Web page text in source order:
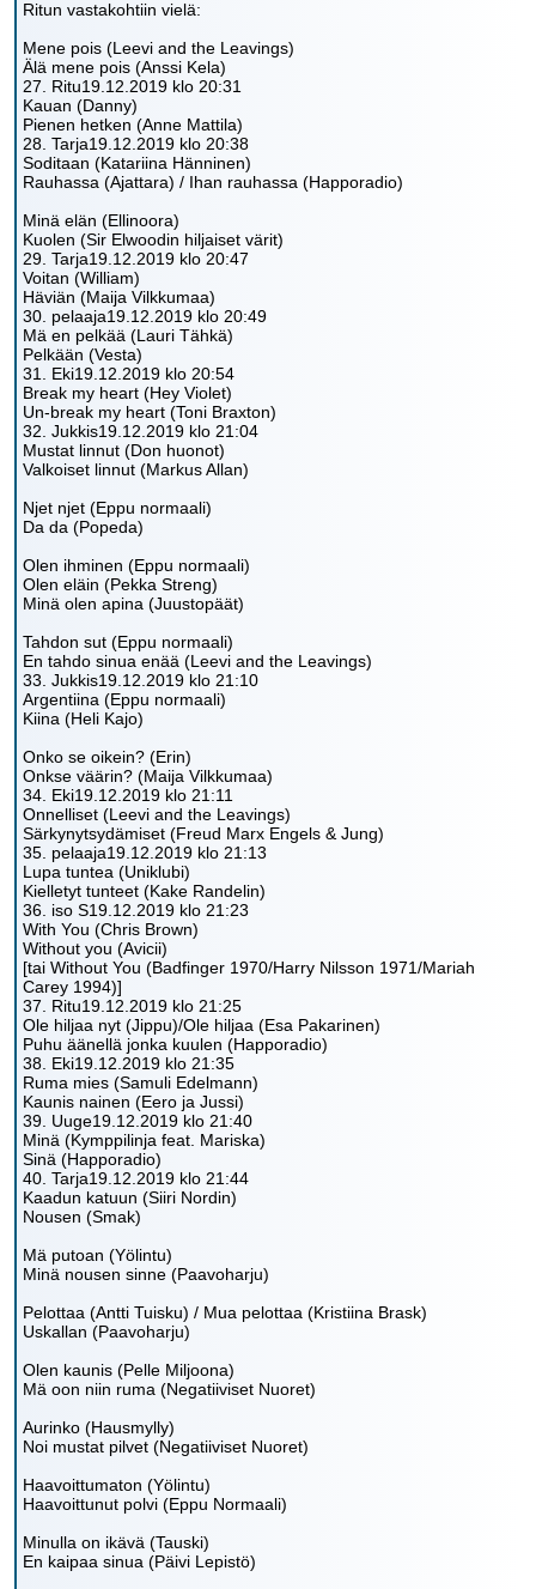
Ritun vastakohtiin vielä:
Mene pois (Leevi and the Leavings)
Älä mene pois (Anssi Kela)
27. Ritu19.12.2019 klo 20:31
Kauan (Danny)
Pienen hetken (Anne Mattila)
28. Tarja19.12.2019 klo 20:38
Soditaan (Katariina Hänninen)
Rauhassa (Ajattara) / Ihan rauhassa (Happoradio)
Minä elän (Ellinoora)
Kuolen (Sir Elwoodin hiljaiset värit)
29. Tarja19.12.2019 klo 20:47
Voitan (William)
Häviän (Maija Vilkkumaa)
30. pelaaja19.12.2019 klo 20:49
Mä en pelkää (Lauri Tähkä)
Pelkään (Vesta)
31. Eki19.12.2019 klo 20:54
Break my heart (Hey Violet)
Un-break my heart (Toni Braxton)
32. Jukkis19.12.2019 klo 21:04
Mustat linnut (Don huonot)
Valkoiset linnut (Markus Allan)
Njet njet (Eppu normaali)
Da da (Popeda)
Olen ihminen (Eppu normaali)
Olen eläin (Pekka Streng)
Minä olen apina (Juustopäät)
Tahdon sut (Eppu normaali)
En tahdo sinua enää (Leevi and the Leavings)
33. Jukkis19.12.2019 klo 21:10
Argentiina (Eppu normaali)
Kiina (Heli Kajo)
Onko se oikein? (Erin)
Onkse väärin? (Maija Vilkkumaa)
34. Eki19.12.2019 klo 21:11
Onnelliset (Leevi and the Leavings)
Särkynytsydämiset (Freud Marx Engels & Jung)
35. pelaaja19.12.2019 klo 21:13
Lupa tuntea (Uniklubi)
Kielletyt tunteet (Kake Randelin)
36. iso S19.12.2019 klo 21:23
With You (Chris Brown)
Without you (Avicii)
[tai Without You (Badfinger 1970/Harry Nilsson 1971/Mariah
Carey 1994)]
37. Ritu19.12.2019 klo 21:25
Ole hiljaa nyt (Jippu)/Ole hiljaa (Esa Pakarinen)
Puhu äänellä jonka kuulen (Happoradio)
38. Eki19.12.2019 klo 21:35
Ruma mies (Samuli Edelmann)
Kaunis nainen (Eero ja Jussi)
39. Uuge19.12.2019 klo 21:40
Minä (Kymppilinja feat. Mariska)
Sinä (Happoradio)
40. Tarja19.12.2019 klo 21:44
Kaadun katuun (Siiri Nordin)
Nousen (Smak)
Mä putoan (Yölintu)
Minä nousen sinne (Paavoharju)
Pelottaa (Antti Tuisku) / Mua pelottaa (Kristiina Brask)
Uskallan (Paavoharju)
Olen kaunis (Pelle Miljoona)
Mä oon niin ruma (Negatiiviset Nuoret)
Aurinko (Hausmylly)
Noi mustat pilvet (Negatiiviset Nuoret)
Haavoittumaton (Yölintu)
Haavoittunut polvi (Eppu Normaali)
Minulla on ikävä (Tauski)
En kaipaa sinua (Päivi Lepistö)